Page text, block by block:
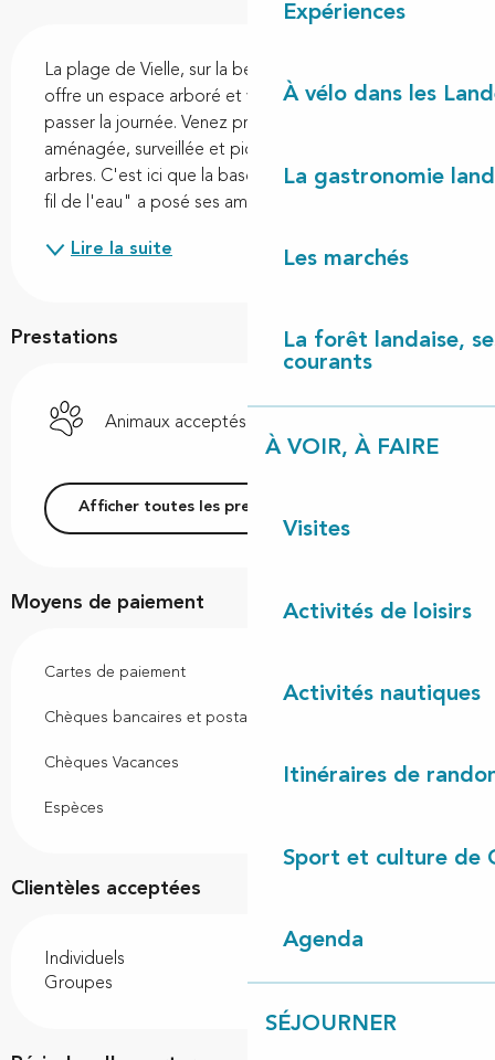
Expériences
À vélo dans les
La gastronomie
Les marchés
La forêt landaise,
courants
À VOIR, À FAIRE
Visites
Activités de loisirs
Activités nautiques
Itinéraires de
Sport et culture de
Agenda
SÉJOURNER
La plage de Vielle, sur la berge Nord du Lac vous
offre un espace arboré et verdoyant où il fait bon
passer la journée. Venez profiter de la plage
aménagée, surveillée et pique-niquer à l'ombre des
arbres. C'est ici que la base de loisirs nautiques "Au
fil de l'eau" a posé ses amarres. BALADE EN...
Lire la suite
Prestations
Animaux acceptés
Afficher toutes les prestations
Moyens de paiement
Cartes de paiement
Chèques bancaires et postaux
Chèques Vacances
Espèces
Clientèles acceptées
Individuels
Groupes